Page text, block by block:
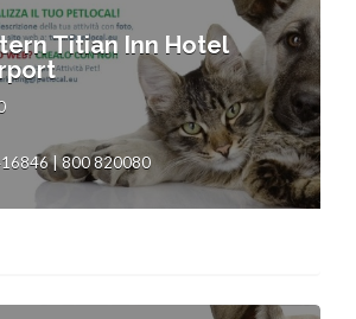
Titian Inn Hotel
| 800 820080